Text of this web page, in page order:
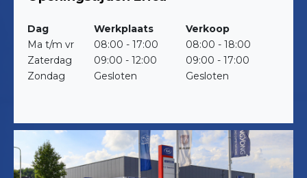
Dag Werkplaats
Verkoop
Ma t/m vr
08:00 - 17:00
08:00 - 18:00
Zaterdag
09:00 - 12:00
09:00 - 17:00
Zondag
Gesloten Gesloten